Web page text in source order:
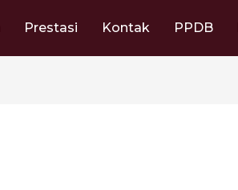
Prestasi Kontak PPDB